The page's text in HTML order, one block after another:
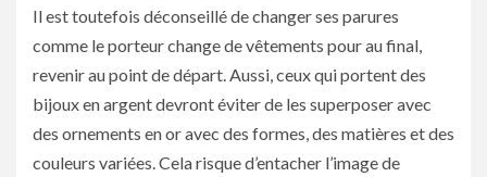
Il est toutefois déconseillé de changer ses parures
comme le porteur change de vêtements pour au final,
revenir au point de départ. Aussi, ceux qui portent des
bijoux en argent devront éviter de les superposer avec
des ornements en or avec des formes, des matières et des
couleurs variées. Cela risque d’entacher l’image de